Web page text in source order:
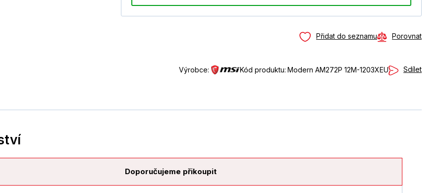
Přidat do seznamu Porovnat
Výrobce: Kód produktu: Modern AM272P 12M-1203XEU Sdílet
Doporučujeme přikoupit